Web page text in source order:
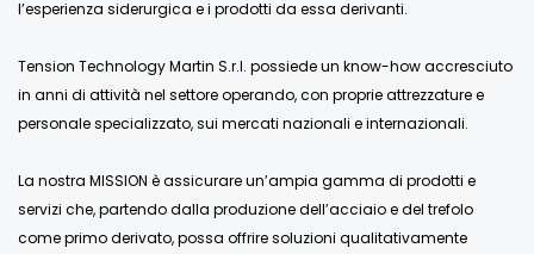
l’esperienza siderurgica e i prodotti da essa derivanti.
Tension Technology Martin S.r.l. possiede un know-how accresciuto
in anni di attività nel settore operando, con proprie attrezzature e
personale specializzato, sui mercati nazionali e internazionali.
La nostra MISSION è assicurare un’ampia gamma di prodotti e
servizi che, partendo dalla produzione dell’acciaio e del trefolo
come primo derivato, possa offrire soluzioni qualitativamente